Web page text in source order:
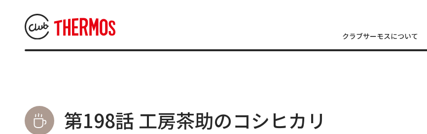
クラブサーモスについて
第198話 工房茶助のコシヒカリ